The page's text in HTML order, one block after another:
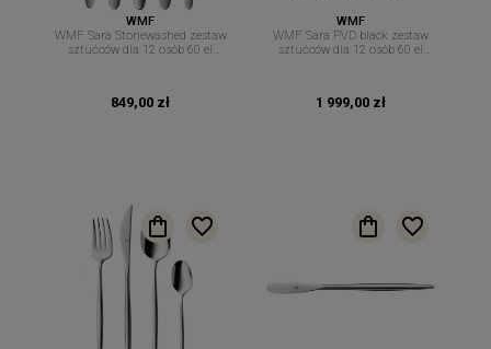
WMF
WMF Sara Stonewashed zestaw
sztućców dla 12 osób 60 el
849,00 zł
WMF
WMF Sara PVD black zestaw
sztućców dla 12 osób 60 el
1 999,00 zł